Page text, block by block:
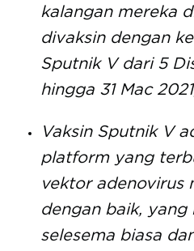
kalangan mereka
divaksin dengan
Sputnik V dari 5
hingga 31 Mac
Vaksin Sputnik V
platform yang
vektor adenovirus
dengan baik, yang
selesema biasa